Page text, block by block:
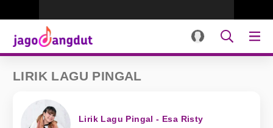
LIRIK LAGU PINGAL
Lirik Lagu Pingal - Esa Risty